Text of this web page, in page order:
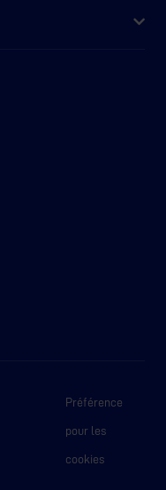
Préférence
pour les
cookies